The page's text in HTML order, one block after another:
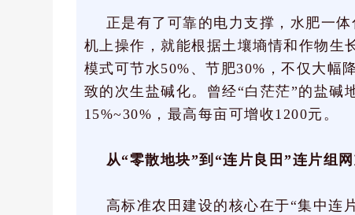
正是有了可靠的电力支撑，水肥一
机上操作，就能根据土壤墒情和作物生
模式可节水50%、节肥30%，不仅大幅
致的次生盐碱化。曾经“白茫茫”的盐碱
15%~30%，最高每亩可增收1200元。
从“零散地块”到“连片良田”连片组
高标准农田建设的核心在于“集中连